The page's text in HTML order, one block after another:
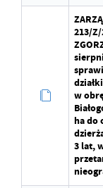
213/Z/
w
ha do
3 lat,